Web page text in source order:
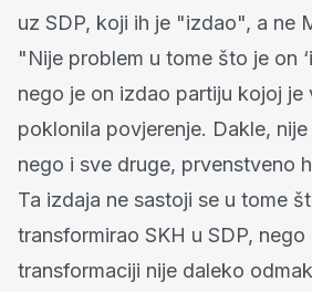
uz SDP, koji ih je "izdao", a ne
"Nije problem u tome što je on
nego je on izdao partiju kojoj je
poklonila povjerenje. Dakle,
nego i sve druge, prvenstveno
Ta izdaja ne sastoji se u tome
transformirao SKH u SDP,
transformaciji nije daleko